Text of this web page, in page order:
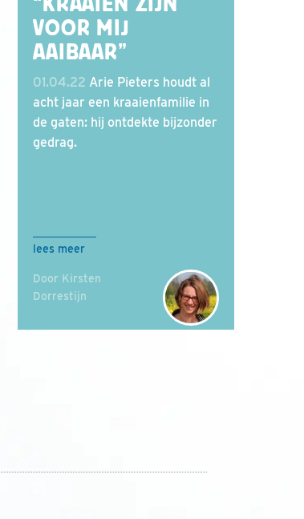
VOOR MIJ
AAIBAAR”
01.04.22 Arie Pieters houdt al
acht jaar een kraaienfamilie in
de gaten: hij ontdekte bijzonder
gedrag.
lees meer
Door Kirsten
Dorrestijn